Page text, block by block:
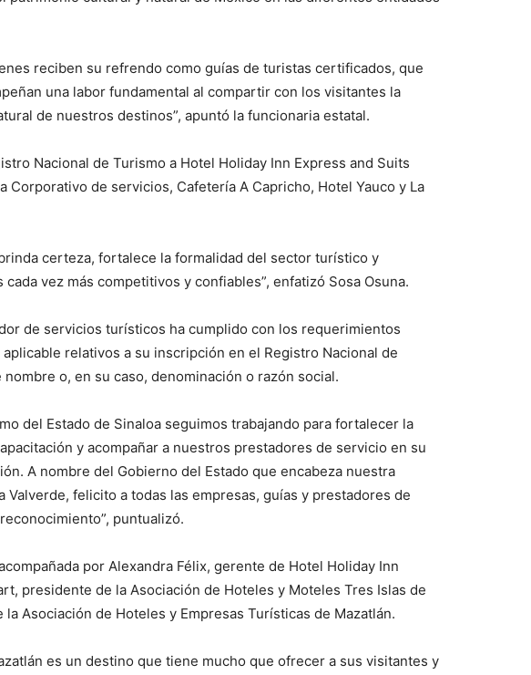
reciben su refrendo como guías de turistas certificados, que
una labor fundamental al compartir con los visitantes la
de nuestros destinos”, apuntó la funcionaria estatal.
Nacional de Turismo a Hotel Holiday Inn Express and Suits
Corporativo de servicios, Cafetería A Capricho, Hotel Yauco y La
certeza, fortalece la formalidad del sector turístico y
vez más competitivos y confiables”, enfatizó Sosa Osuna.
de servicios turísticos ha cumplido con los requerimientos
relativos a su inscripción en el Registro Nacional de
o, en su caso, denominación o razón social.
del Estado de Sinaloa seguimos trabajando para fortalecer la
y acompañar a nuestros prestadores de servicio en su
A nombre del Gobierno del Estado que encabeza nuestra
Valverde, felicito a todas las empresas, guías y prestadores de
puntualizó.
por Alexandra Félix, gerente de Hotel Holiday Inn
presidente de la Asociación de Hoteles y Moteles Tres Islas de
la Asociación de Hoteles y Empresas Turísticas de Mazatlán.
es un destino que tiene mucho que ofrecer a sus visitantes y